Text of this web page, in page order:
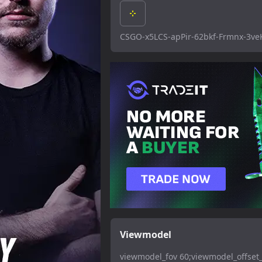
CSGO-x5LCS-apPir-62bkf-Frmnx-
Viewmodel
viewmodel_fov